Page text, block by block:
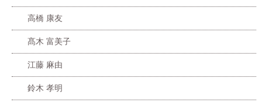
高橋 康友
髙木 富美子
江藤 麻由
鈴木 孝明